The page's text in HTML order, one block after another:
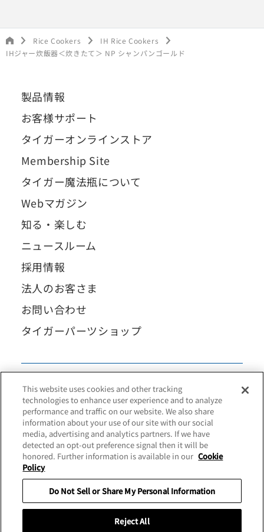
Rice Cookers
IH Rice Cookers
IHジャー炊飯器＜炊きたて＞ NP シャンパンゴールド
製品情報
お客様サポート
タイガーオンラインストア
Membership Site
タイガー魔法瓶について
Webマガジン
知る・楽しむ
ニュースルーム
採用情報
法人のお客さま
お問い合わせ
タイガーパーツショップ
Guide
About the main unit product number
Legal Notice
This website uses cookies and other tracking
technologies to enhance user experience and to analyze
performance and traffic on our website. We also share
information about your use of our site with our social
media, advertising and analytics partners. If we have
detected an opt-out preference signal then it will be
honored. Further information is available in our Cookie
Policy
Do Not Sell or Share My Personal Information
Reject All